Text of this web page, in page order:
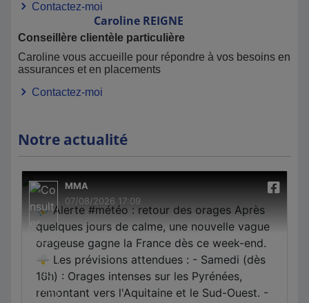
Contactez-moi
Caroline REIGNE
Conseillère clientèle particulière
Caroline vous accueille pour répondre à vos besoins en
assurances et en placements
Contactez-moi
Notre actualité